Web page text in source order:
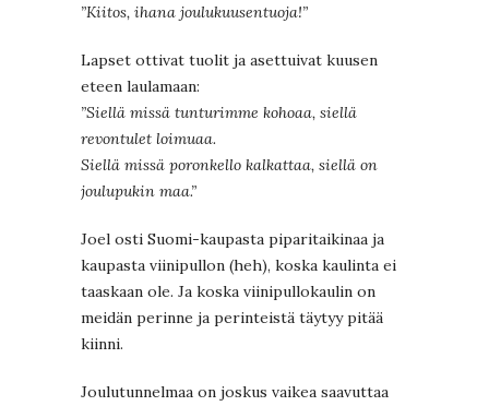
”Kiitos, ihana joulukuusentuoja!”
Lapset ottivat tuolit ja asettuivat kuusen
eteen laulamaan:
”Siellä missä tunturimme kohoaa, siellä
revontulet loimuaa.
Siellä missä poronkello kalkattaa, siellä on
joulupukin maa.”
Joel osti Suomi-kaupasta piparitaikinaa ja
kaupasta viinipullon (heh), koska kaulinta ei
taaskaan ole. Ja koska viinipullokaulin on
meidän perinne ja perinteistä täytyy pitää
kiinni.
Joulutunnelmaa on joskus vaikea saavuttaa